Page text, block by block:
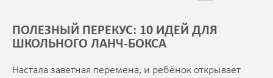
ПОЛЕЗНЫЙ ПЕРЕКУС: 10 ИДЕЙ ДЛЯ
ШКОЛЬНОГО ЛАНЧ-БОКСА
Настала заветная перемена, и ребёнок открывает